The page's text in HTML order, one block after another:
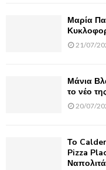
Μαρία
21/07/
Μάνια
το νέο
20/07/
Το
Pizza